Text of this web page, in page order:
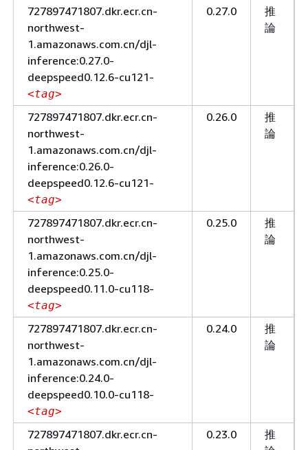
727897471807.dkr.ecr.cn-
northwest-
1.amazonaws.com.cn/djl-
inference:0.27.0-
deepspeed0.12.6-cu121-
<tag>
0.27.0
推
論
727897471807.dkr.ecr.cn-
northwest-
1.amazonaws.com.cn/djl-
inference:0.26.0-
deepspeed0.12.6-cu121-
<tag>
0.26.0
推
論
727897471807.dkr.ecr.cn-
northwest-
1.amazonaws.com.cn/djl-
inference:0.25.0-
deepspeed0.11.0-cu118-
<tag>
0.25.0
推
論
727897471807.dkr.ecr.cn-
northwest-
1.amazonaws.com.cn/djl-
inference:0.24.0-
deepspeed0.10.0-cu118-
<tag>
0.24.0
推
論
727897471807.dkr.ecr.cn-
0.23.0
推